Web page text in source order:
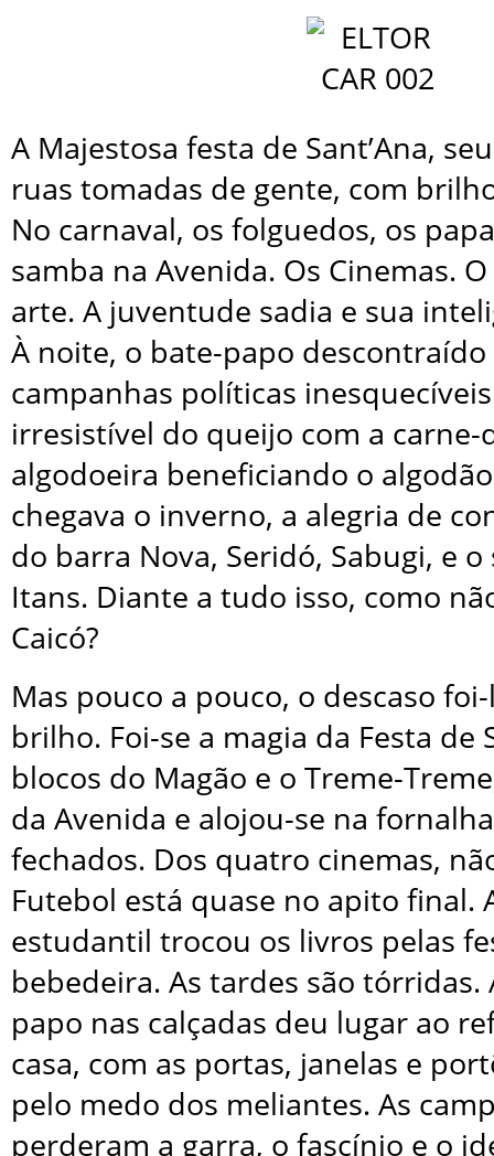
A Majestosa festa de Sant’Ana,
ruas tomadas de gente, com
No carnaval, os folguedos, os
samba na Avenida. Os Cinemas.
arte. A juventude sadia e sua
À noite, o bate-papo descontraído
campanhas políticas
irresistível do queijo com a carne-
algodoeira beneficiando o
chegava o inverno, a alegria de
do barra Nova, Seridó, Sabugi, e
Itans. Diante a tudo isso, como
Caicó?
Mas pouco a pouco, o descaso
brilho. Foi-se a magia da Festa de
blocos do Magão e o Treme-
da Avenida e alojou-se na
fechados. Dos quatro cinemas,
Futebol está quase no apito final.
estudantil trocou os livros pelas
bebedeira. As tardes são tórridas.
papo nas calçadas deu lugar ao
casa, com as portas, janelas e
pelo medo dos meliantes. As
perderam a garra, o fascínio e o